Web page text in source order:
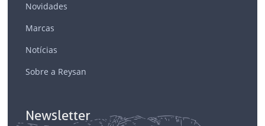
Novidades
Marcas
Notícias
Sobre a Reysan
Newsletter